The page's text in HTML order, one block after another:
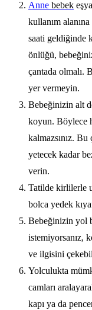
Anne bebek
kullanım
saati geldiğinde
önlüğü,
çantada olmalı.
yer vermeyin.
Bebeğinizin alt
koyun. Böylece
kalmazsınız.
yetecek kadar
verin.
Tatilde kirlilerle
bolca yedek
Bebeğinizin yol
istemiyorsanız,
ve ilgisini
Yolculukta
camları
kapı ya da